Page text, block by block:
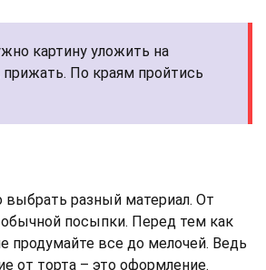
картину уложить на
По краям пройтись
разный материал. От
посыпки. Перед тем как
продумайте все до мелочей. Ведь
от торта – это оформление.